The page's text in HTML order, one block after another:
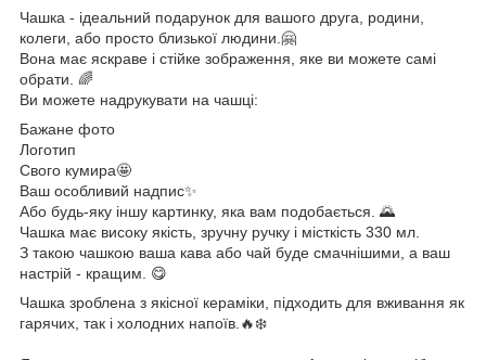
Чашка - ідеальний подарунок для вашого друга, родини,
колеги, або просто близької людини.🤗
Вона має яскраве і стійке зображення, яке ви можете самі
обрати. 🌈
Ви можете надрукувати на чашці:
Бажане фото
Логотип
Свого кумира🤩
Ваш особливий надпис✨
Або будь-яку іншу картинку, яка вам подобається. 🌄
Чашка має високу якість, зручну ручку і місткість 330 мл.
З такою чашкою ваша кава або чай буде смачнішими, а ваш
настрій - кращим. 😋
Чашка зроблена з якісної кераміки, підходить для вживання як
гарячих, так і холодних напоїв.🔥❄️